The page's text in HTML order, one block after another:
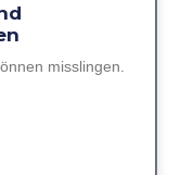
misslingen.